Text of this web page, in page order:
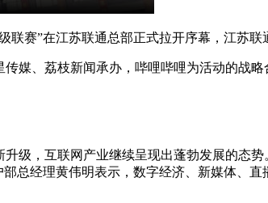
”在江苏联通总部正式拉开序幕，江苏联
、荔枝新闻承办，哔哩哔哩为活动的战略
，互联网产业继续呈现出蓬勃发展的态势
总经理黄伟明表示，数字经济、新媒体、